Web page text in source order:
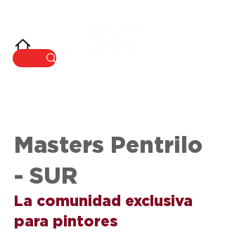
Masters Pentrilo
- SUR
La comunidad exclusiva
para pintores